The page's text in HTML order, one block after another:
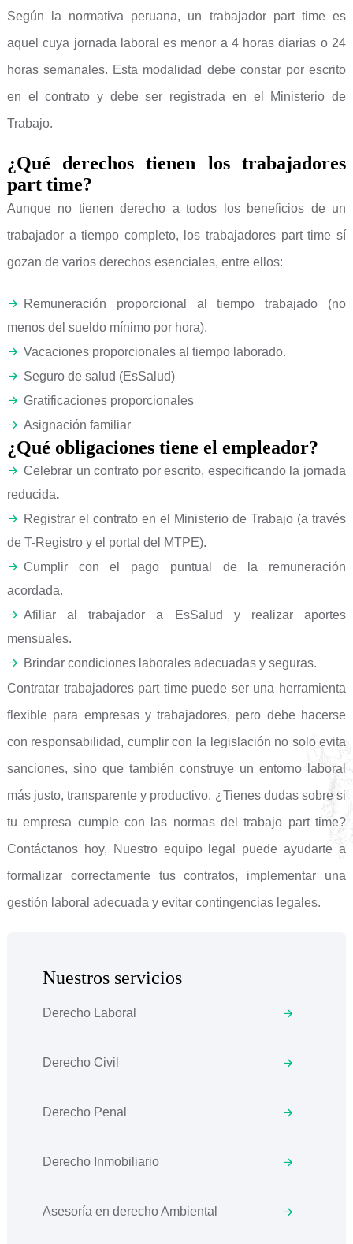
Según la normativa peruana, un trabajador part time es
aquel cuya jornada laboral es menor a 4 horas diarias o 24
horas semanales. Esta modalidad debe constar por escrito
en el contrato y debe ser registrada en el Ministerio de
Trabajo.
¿Qué derechos tienen los trabajadores
part time?
Aunque no tienen derecho a todos los beneficios de un
trabajador a tiempo completo, los trabajadores part time sí
gozan de varios derechos esenciales, entre ellos:
Remuneración proporcional al tiempo trabajado (no
menos del sueldo mínimo por hora).
Vacaciones proporcionales al tiempo laborado.
Seguro de salud (EsSalud)
Gratificaciones proporcionales
Asignación familiar
¿Qué obligaciones tiene el empleador?
Celebrar un contrato por escrito, especificando la jornada
reducida.
Registrar el contrato en el Ministerio de Trabajo (a través
de T-Registro y el portal del MTPE).
Cumplir con el pago puntual de la remuneración
acordada.
Afiliar al trabajador a EsSalud y realizar aportes
mensuales.
Brindar condiciones laborales adecuadas y seguras.
Contratar trabajadores part time puede ser una herramienta
flexible para empresas y trabajadores, pero debe hacerse
con responsabilidad, cumplir con la legislación no solo evita
sanciones, sino que también construye un entorno laboral
más justo, transparente y productivo. ¿Tienes dudas sobre si
tu empresa cumple con las normas del trabajo part time?
Contáctanos hoy, Nuestro equipo legal puede ayudarte a
formalizar correctamente tus contratos, implementar una
gestión laboral adecuada y evitar contingencias legales.
Nuestros servicios
Derecho Laboral
Derecho Civil
Derecho Penal
Derecho Inmobiliario
Asesoría en derecho Ambiental